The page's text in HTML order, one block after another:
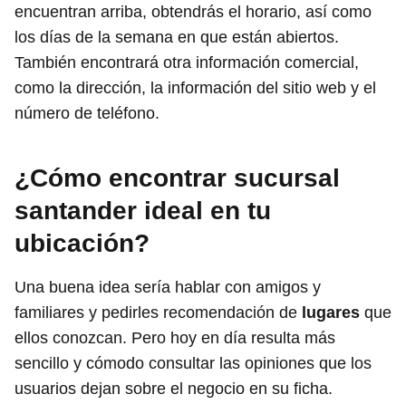
encuentran arriba, obtendrás el horario, así como
los días de la semana en que están abiertos.
También encontrará otra información comercial,
como la dirección, la información del sitio web y el
número de teléfono.
¿Cómo encontrar sucursal
santander ideal en tu
ubicación?
Una buena idea sería hablar con amigos y
familiares y pedirles recomendación de lugares que
ellos conozcan. Pero hoy en día resulta más
sencillo y cómodo consultar las opiniones que los
usuarios dejan sobre el negocio en su ficha.